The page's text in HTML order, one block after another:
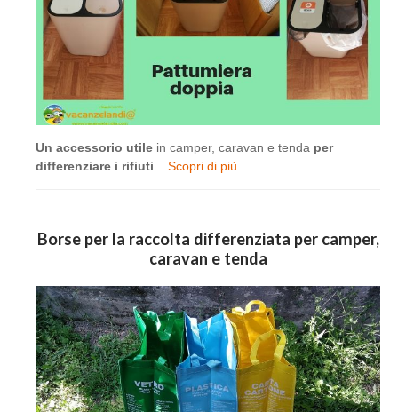
Un accessorio utile in camper, caravan e tenda per
differenziare i rifiuti
Scopri di più
Borse per la raccolta differenziata per camper,
caravan e tenda